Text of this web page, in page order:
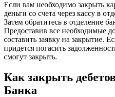
Если вам необходимо закрыть
деньги со счета через кассу в
Затем обратитесь в отделение
Предоставив все необходимые
составить заявку на закрытие.
придется погасить
смогут закрыть.
Как закрыть
Банка